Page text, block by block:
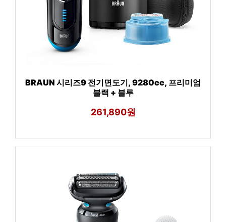
BRAUN 시리즈9 전기면도기, 9280cc, 프리미엄
블랙 + 블루
261,890원